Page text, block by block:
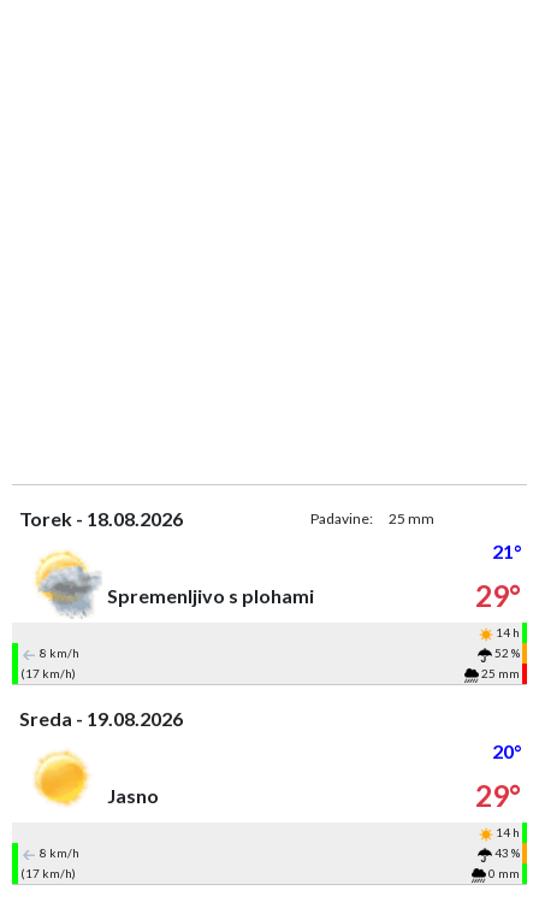
Torek - 18.08.2026 Padavine: 25 mm
21°
Spremenljivo s plohami
29°
14 h
8 km/h
52 %
(17 km/h)
25 mm
Sreda - 19.08.2026
20°
Jasno
29°
14 h
8 km/h
43 %
(17 km/h)
0 mm